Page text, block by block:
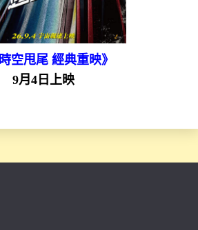
空甩尾 經典重映》
9月4日上映